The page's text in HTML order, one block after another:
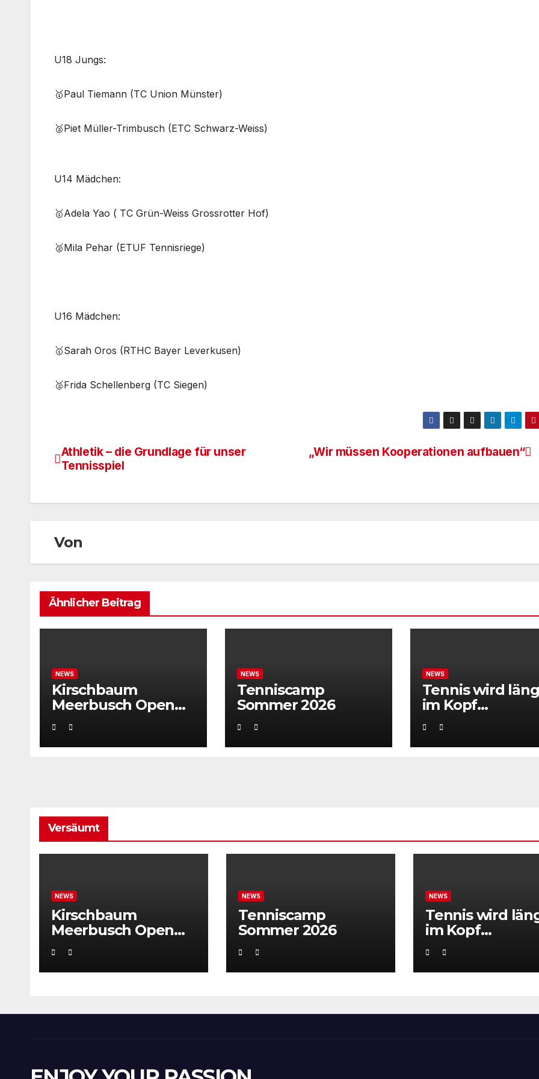
U18 Jungs:
🥇Paul Tiemann (TC Union Münster)
🥈Piet Müller-Trimbusch (ETC Schwarz-Weiss)
U14 Mädchen:
🥇Adela Yao ( TC Grün-Weiss Grossrotter Hof)
🥈Mila Pehar (ETUF Tennisriege)
U16 Mädchen:
🥇Sarah Oros (RTHC Bayer Leverkusen)
🥈Frida Schellenberg (TC Siegen)
Beitragsnavigation „Wir müssen Kooperationen aufbauen“
Athletik – die Grundlage für unser
Tennisspiel
Von
Ähnlicher Beitrag
NEWS
Kirschbaum
Meerbusch Open
locken mit
Weltklassetennis
NEWS
Tenniscamp
Sommer 2026
NEWS
Tennis wird
im Kopf
entschieden“
Versäumt
NEWS
Kirschbaum
Meerbusch Open
locken mit
Weltklassetennis
NEWS
Tenniscamp
Sommer 2026
NEWS
Tennis wird
im Kopf
entschieden“